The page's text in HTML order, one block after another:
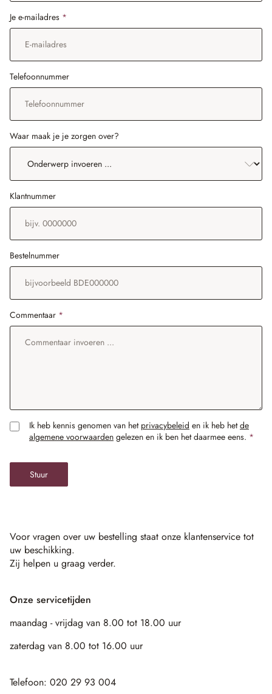
Je e-mailadres *
Telefoonnummer
Waar maak je je zorgen over?
Klantnummer
Bestelnummer
Commentaar *
Ik heb kennis genomen van het privacybeleid en ik heb hetde
algemene voorwaarden gelezen en ik ben het daarmee eens. *
Stuur
Voor vragen over uw bestelling staat onze klantenservice tot
uw beschikking.
Zij helpen u graag verder.
Onze servicetijden
maandag - vrijdag van 8.00 tot 18.00 uur
zaterdag van 8.00 tot 16.00 uur
Telefoon: 020 29 93 004